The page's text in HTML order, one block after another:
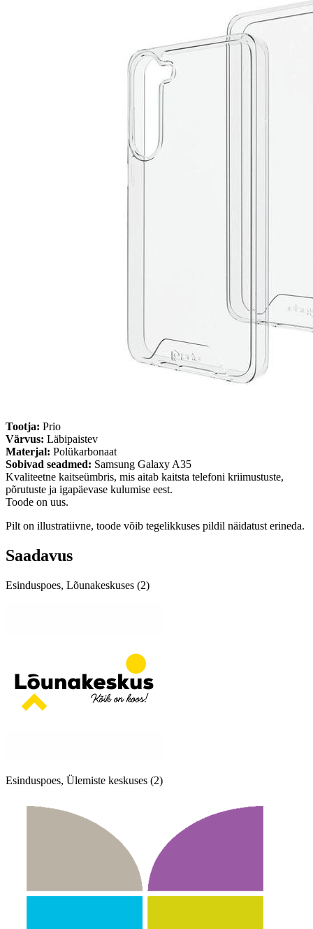
Tootja: Prio
Värvus: Läbipaistev
Materjal: Polükarbonaat
Sobivad seadmed: Samsung Galaxy A35
Kvaliteetne kaitseümbris, mis aitab kaitsta telefoni kriimustuste,
põrutuste ja igapäevase kulumise eest.
Toode on uus.
Pilt on illustratiivne, toode võib tegelikkuses pildil näidatust erineda.
Saadavus
Esinduspoes, Lõunakeskuses (2)
Esinduspoes, Ülemiste keskuses (2)